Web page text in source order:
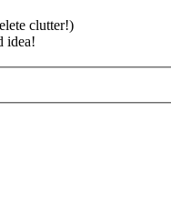
clutter!)
idea!